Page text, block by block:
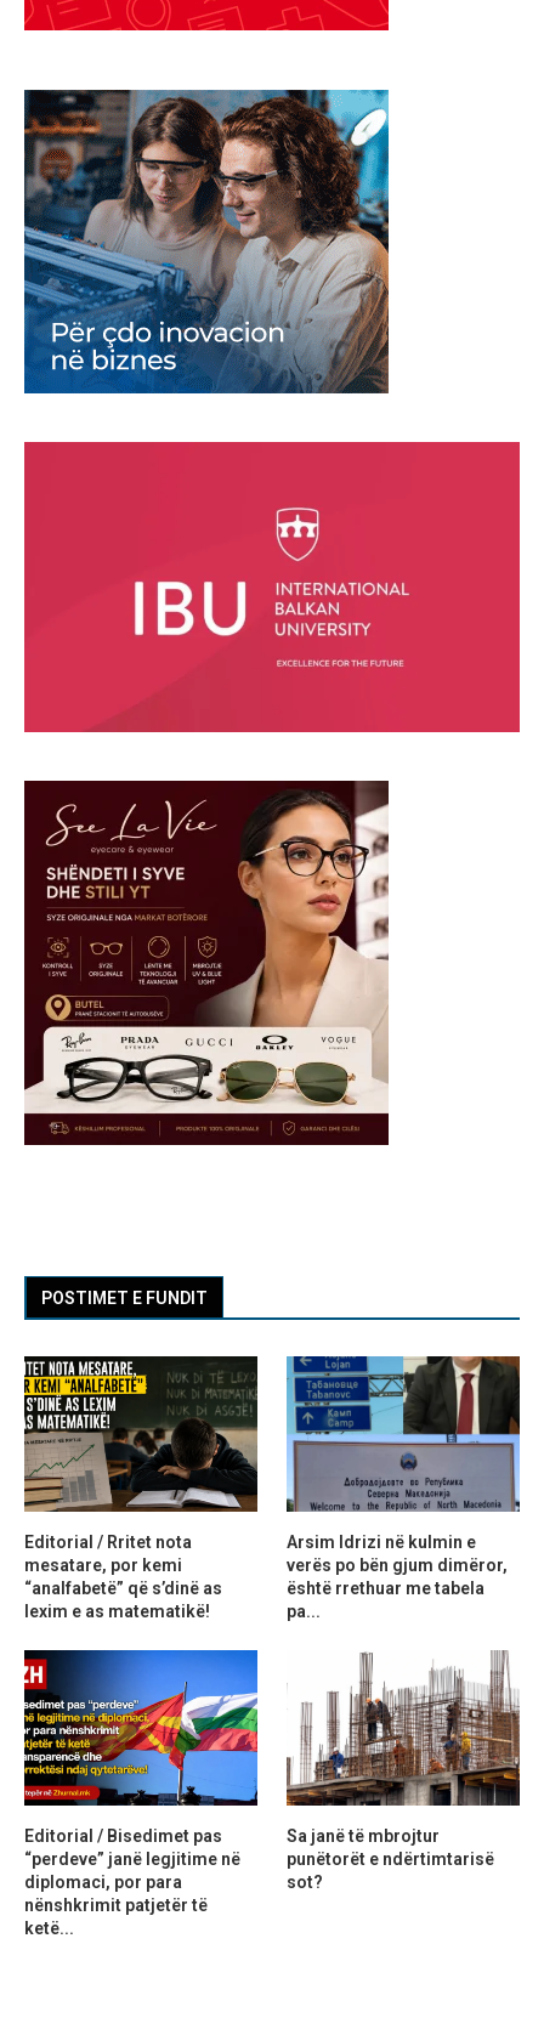
POSTIMET E FUNDIT
Editorial / Rritet nota
mesatare, por kemi
“analfabetë” që s’dinë as
lexim e as matematikë!
Arsim Idrizi në kulmin e
verës po bën gjum dimëror,
është rrethuar me tabela
pa...
Editorial / Bisedimet pas
“perdeve” janë legjitime në
diplomaci, por para
nënshkrimit patjetër të
ketë...
Sa janë të mbrojtur
punëtorët e ndërtimtarisë
sot?